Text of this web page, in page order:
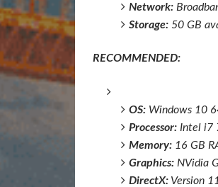
Network:
Storage:50 GB
RECOMMENDED:
OS:Windows 10
Processor:Intel i7
Memory:16 GB
Graphics:NVidia
DirectX:Version 11